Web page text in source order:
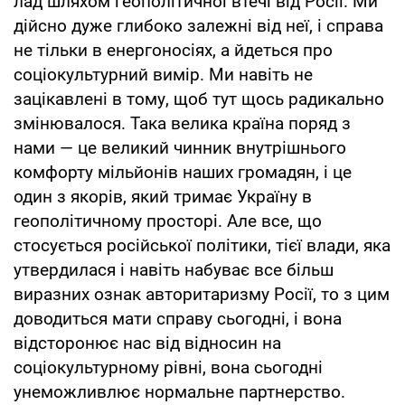
дійсно дуже глибоко залежні від неї, і справа
не тільки в енергоносіях, а йдеться про
соціокультурний вимір. Ми навіть не
зацікавлені в тому, щоб тут щось радикально
змінювалося. Така велика країна поряд з
нами — це великий чинник внутрішнього
комфорту мільйонів наших громадян, і це
один з якорів, який тримає Україну в
геополітичному просторі. Але все, що
стосується російської політики, тієї влади, яка
утвердилася і навіть набуває все більш
виразних ознак авторитаризму Росії, то з цим
доводиться мати справу сьогодні, і вона
відсторонює нас від відносин на
соціокультурному рівні, вона сьогодні
унеможливлює нормальне партнерство.